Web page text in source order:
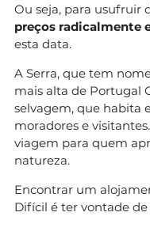
Ou seja, para usufruir
preços radicalmente
esta data.
A Serra, que tem
mais alta de Portugal
selvagem, que habita
moradores e
viagem para quem
natureza.
Encontrar um
Difícil é ter vontade